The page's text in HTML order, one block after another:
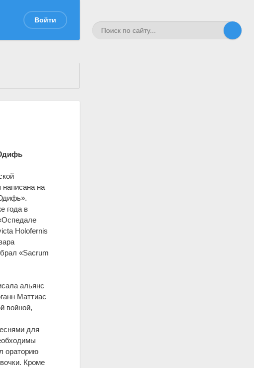
Войти
написана на
года в
Holofernis
«Sacrum
альянс
Маттиас
войной,
для
ораторию
Кроме